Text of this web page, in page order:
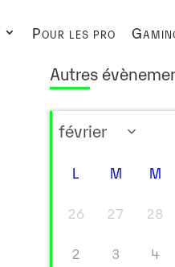
Pour les pro
Autres
L M M
26 27 28
2 3 4